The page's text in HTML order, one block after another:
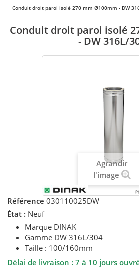
Conduit droit paroi isolé 270 mm Ø100mm - DW
Conduit droit paroi isolé
- DW 316L/
Agrandir
l'image
Référence 030110025DW
État : Neuf
Marque DINAK
Gamme DW 316L/304
Taille : 100/160mm
Délai de livraison : 7 à 10 jours